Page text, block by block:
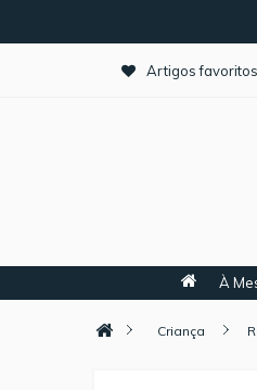
Artigos favoritos
À
Criança